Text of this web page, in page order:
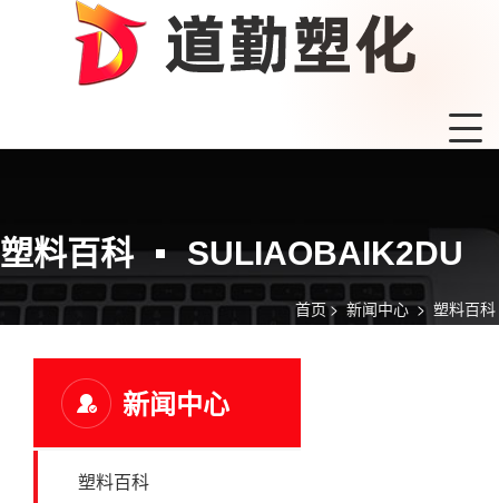
塑料百科 SULIAOBAIK2DU
首页 >新闻中心> 塑料百科
新闻中心
塑料百科